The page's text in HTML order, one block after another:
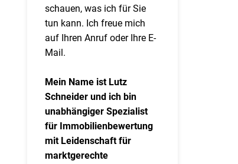
schauen, was ich für Sie
tun kann. Ich freue mich
auf Ihren Anruf oder Ihre E-
Mail.
Mein Name ist Lutz
Schneider und ich bin
unabhängiger Spezialist
für Immobilienbewertung
mit Leidenschaft für
marktgerechte